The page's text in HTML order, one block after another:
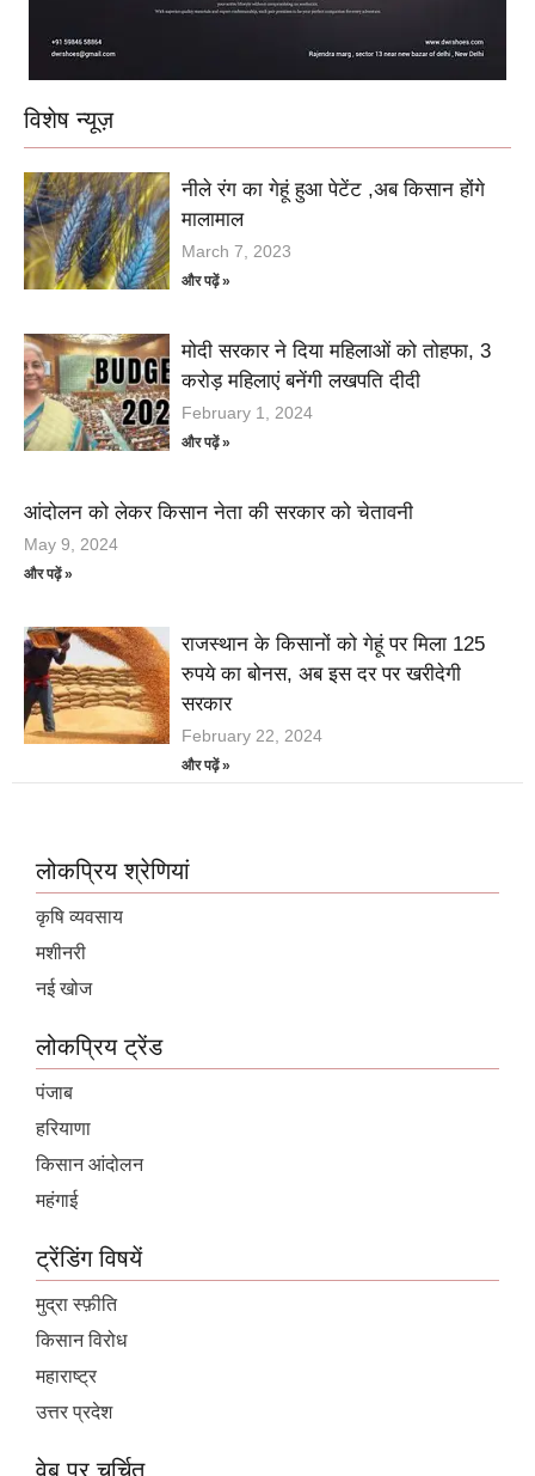
विशेष न्यूज़
नीले रंग का गेहूं हुआ पेटेंट ,अब किसान होंगे
मालामाल
March 7, 2023
और पढ़ें »
मोदी सरकार ने दिया महिलाओं को तोहफा, 3
करोड़ महिलाएं बनेंगी लखपति दीदी
February 1, 2024
और पढ़ें »
आंदोलन को लेकर किसान नेता की सरकार को चेतावनी
May 9, 2024
और पढ़ें »
राजस्थान के किसानों को गेहूं पर मिला 125
रुपये का बोनस, अब इस दर पर खरीदेगी
सरकार
February 22, 2024
और पढ़ें »
लोकप्रिय श्रेणियां
कृषि व्यवसाय
मशीनरी
नई खोज
लोकप्रिय ट्रेंड
पंजाब
हरियाणा
किसान आंदोलन
महंगाई
ट्रेंडिंग विषयें
मुद्रा स्फ़ीति
किसान विरोध
महाराष्ट्र
उत्तर प्रदेश
वेब पर चर्चित